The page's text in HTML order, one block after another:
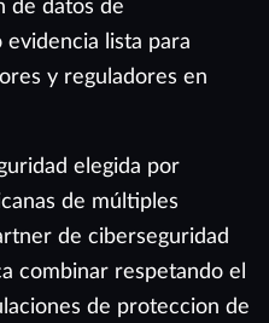
de datos de
lista para
y reguladores en
elegida por
de múltiples
de ciberseguridad
combinar respetando el
de proteccion de